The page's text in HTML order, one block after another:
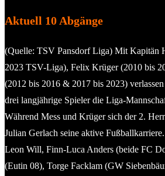
Aktuell 10 Abgänge
(Quelle: TSV Pansdorf Liga) Mit Kapitän
2023 TSV-Liga), Felix Krüger (2010 bis
(2012 bis 2016 & 2017 bis 2023) verlassen
drei langjährige Spieler die Liga-
Während Mess und Krüger sich der 2.
Julian Gerlach seine aktive
Leon Will, Finn-Luca Anders (beide FC
(Eutin 08), Torge Facklam (GW